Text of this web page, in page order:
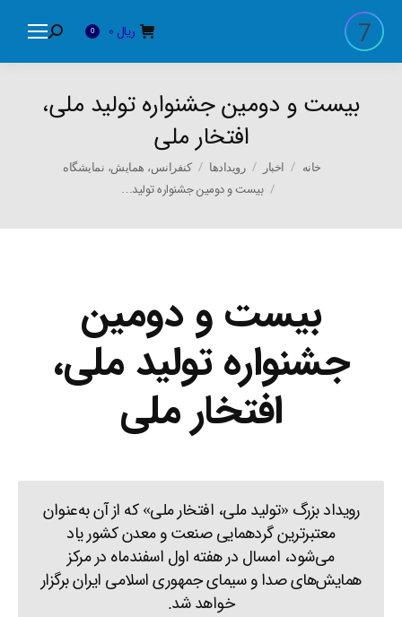
ریال 0
Search:
بیست و دومین جشنواره تولید ملی،
افتخار ملی
You are here:
خانه اخبار رویدادها کنفرانس، همایش، نمایشگاه
بیست و دومین جشنواره تولید…
بیست و دومین
جشنواره تولید ملی،
افتخار ملی
رویداد بزرگ «تولید ملی، افتخار ملی» که از آن به‌عنوان
معتبرترین گردهمایی صنعت و معدن کشور یاد
می‌شود، امسال در هفته اول اسفندماه در مرکز
همایش‌های صدا و سیمای جمهوری اسلامی ایران برگزار
خواهد شد.